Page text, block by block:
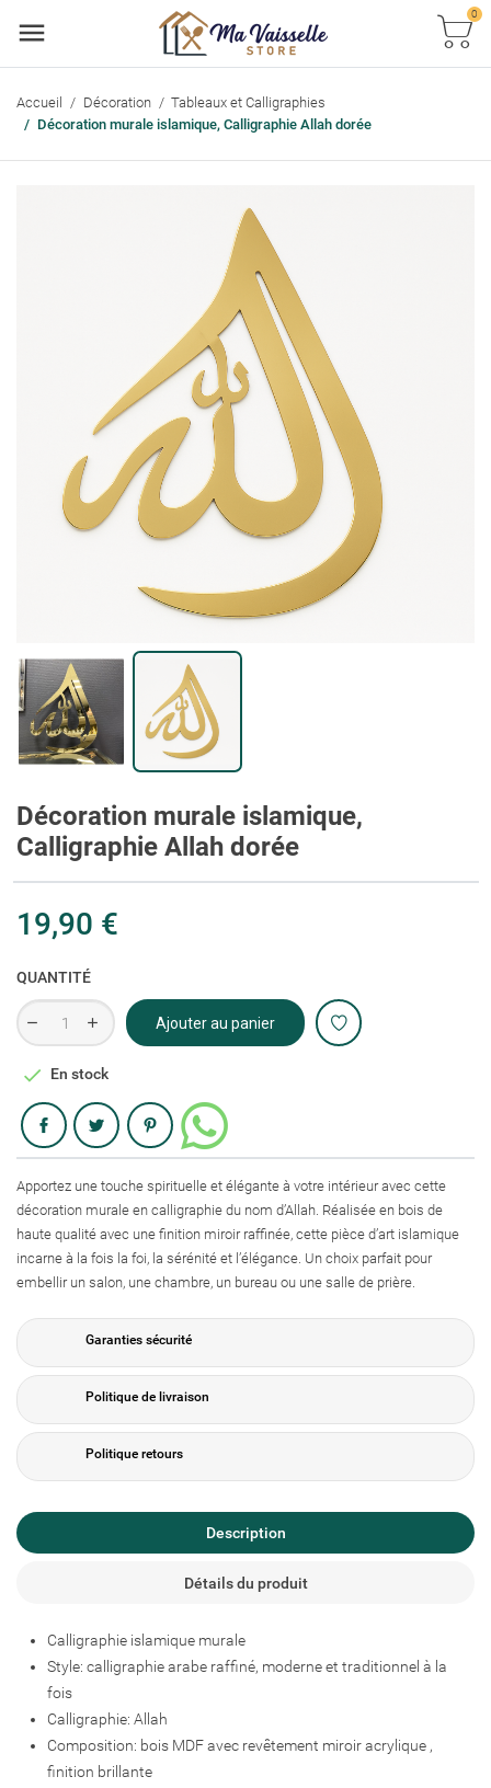
0
Accueil Décoration
Tableaux et Calligraphies
Décoration murale islamique, Calligraphie Allah dorée
Décoration murale islamique,
Calligraphie Allah dorée
19,90 €
QUANTITÉ
Ajouter au panier
 En stock
Partager
Apportez une touche spirituelle et élégante à votre intérieur avec cette
décoration murale en calligraphie du nom d’Allah. Réalisée en bois de
haute qualité avec une finition miroir raffinée, cette pièce d’art islamique
incarne à la fois la foi, la sérénité et l’élégance. Un choix parfait pour
embellir un salon, une chambre, un bureau ou une salle de prière.
Garanties sécurité
Politique de livraison
Politique retours
Description
Détails du produit
Calligraphie islamique murale
Style: calligraphie arabe raffiné, moderne et traditionnel à la
fois
Calligraphie: Allah
Composition: bois MDF avec revêtement miroir acrylique ,
finition brillante
Créer une liste d'envies
Vous devez être connecté pour ajouter des produits à votre liste
d'envies.
Connexion Annuler